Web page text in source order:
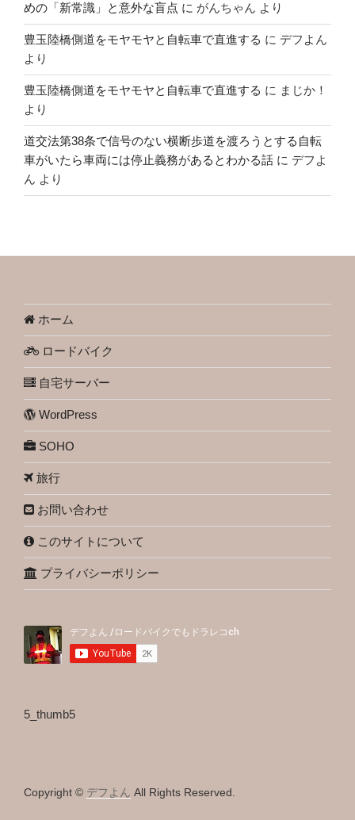
めの「新常識」と意外な盲点 に がんちゃん より
豊玉陸橋側道をモヤモヤと自転車で直進する に デフよん
より
豊玉陸橋側道をモヤモヤと自転車で直進する に まじか！
より
道交法第38条で信号のない横断歩道を渡ろうとする自転
車がいたら車両には停止義務があるとわかる話 に デフよ
ん より
ホーム
ロードバイク
自宅サーバー
WordPress
SOHO
旅行
お問い合わせ
このサイトについて
プライバシーポリシー
5_thumb5
Copyright © デフよん All Rights Reserved.